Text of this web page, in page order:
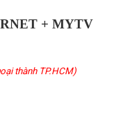
+ MYTV
thành TP.HCM)